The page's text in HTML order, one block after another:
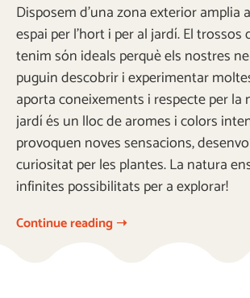
Disposem d’una zona exterior amplia
espai per l’hort i per al jardí. El trossos
tenim són ideals perquè els nostres
puguin descobrir i experimentar
aporta coneixements i respecte per la
jardí és un lloc de aromes i colors
provoquen noves sensacions,
curiositat per les plantes. La natura
infinites possibilitats per a explorar!
Continue reading ➝